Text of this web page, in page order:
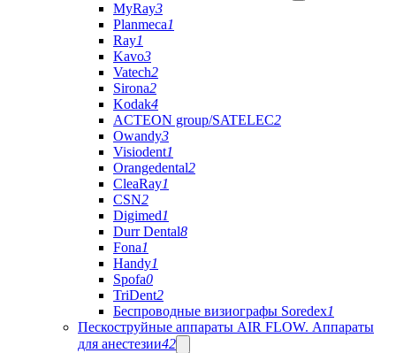
MyRay3
Planmeca1
Ray1
Kavo3
Vatech2
Sirona2
Kodak4
ACTEON group/SATELEC2
Owandy3
Visiodent1
Orangedental2
CleaRay1
CSN2
Digimed1
Durr Dental8
Fona1
Handy1
Spofa0
TriDent2
Беспроводные визиографы Soredex1
Пескоструйные аппараты AIR FLOW. Аппараты
для анестезии42